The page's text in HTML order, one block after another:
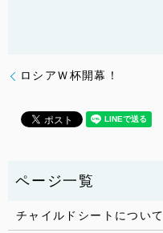
ロシアＷ杯開幕！
チャイルドシートについて